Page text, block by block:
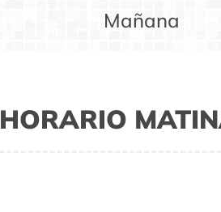
Mañana
HORARIO